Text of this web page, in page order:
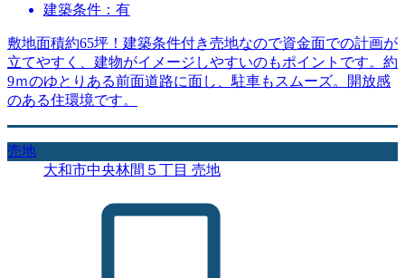
建築条件：有
敷地面積約65坪！建築条件付き売地なので資金面での計画が
立てやすく、建物がイメージしやすいのもポイントです。約
9ｍのゆとりある前面道路に面し、駐車もスムーズ。開放感
のある住環境です。
売地
大和市中央林間５丁目 売地